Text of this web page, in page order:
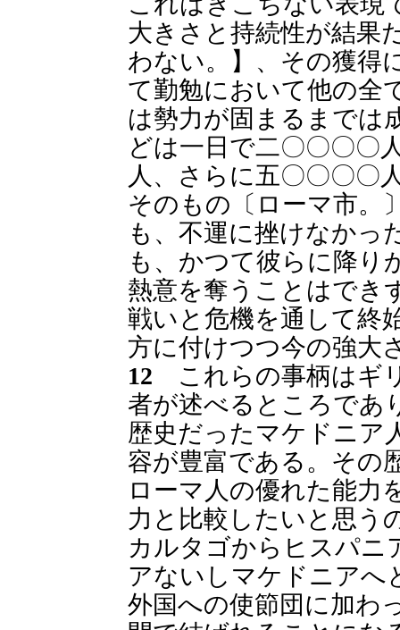
大きさと持続性が結果
わない。】、その獲得
て勤勉において他の全
は勢力が固まるまでは
どは一日で二〇〇〇〇
人、さらに五〇〇〇〇
そのもの〔ローマ市。
も、不運に挫けなかっ
も、かつて彼らに降り
熱意を奪うことはでき
戦いと危機を通して終
方に付けつつ今の強大
12 これらの事柄はギ
者が述べるところであ
歴史だったマケドニア
容が豊富である。その
ローマ人の優れた能力
力と比較したいと思う
カルタゴからヒスパニ
アないしマケドニアへ
外国への使節団に加わ